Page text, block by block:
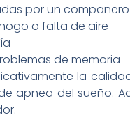
por un
o falta de aire
de memoria
la
apnea del sueño.